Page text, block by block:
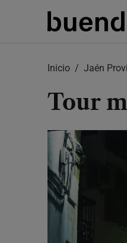
Inicio Jaén
Tour